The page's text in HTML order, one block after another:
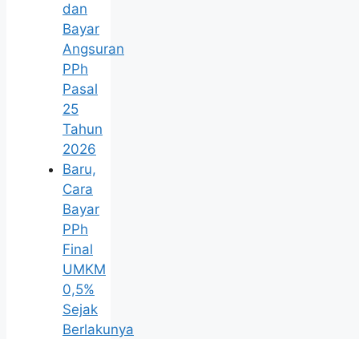
dan
Bayar
Angsuran
PPh
Pasal
25
Tahun
2026
Baru,
Cara
Bayar
PPh
Final
UMKM
0,5%
Sejak
Berlakunya